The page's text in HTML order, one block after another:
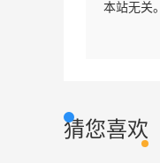
本站无关。
猜您喜欢